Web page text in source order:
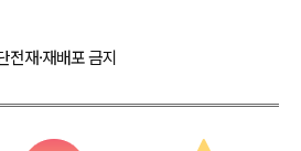
재·재배포 금지